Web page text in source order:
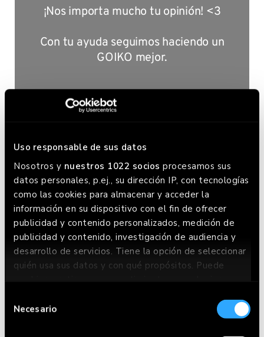
Uso responsable de sus datos
Nosotros y nuestros 1022 socios procesamos sus
datos personales, p.ej., su dirección IP, con tecnologías
como las cookies para almacenar y acceder la
información en su dispositivo con el fin de ofrecer
publicidad y contenido personalizados, medición de
publicidad y contenido, investigación de audiencia y
desarrollo de servicios. Tiene la opción de seleccionar
quién usa sus datos y con qué propósitos. Puede
cambiar o retirar su consentimiento en cualquier
en el Menú de consentimiento.
deNecesario